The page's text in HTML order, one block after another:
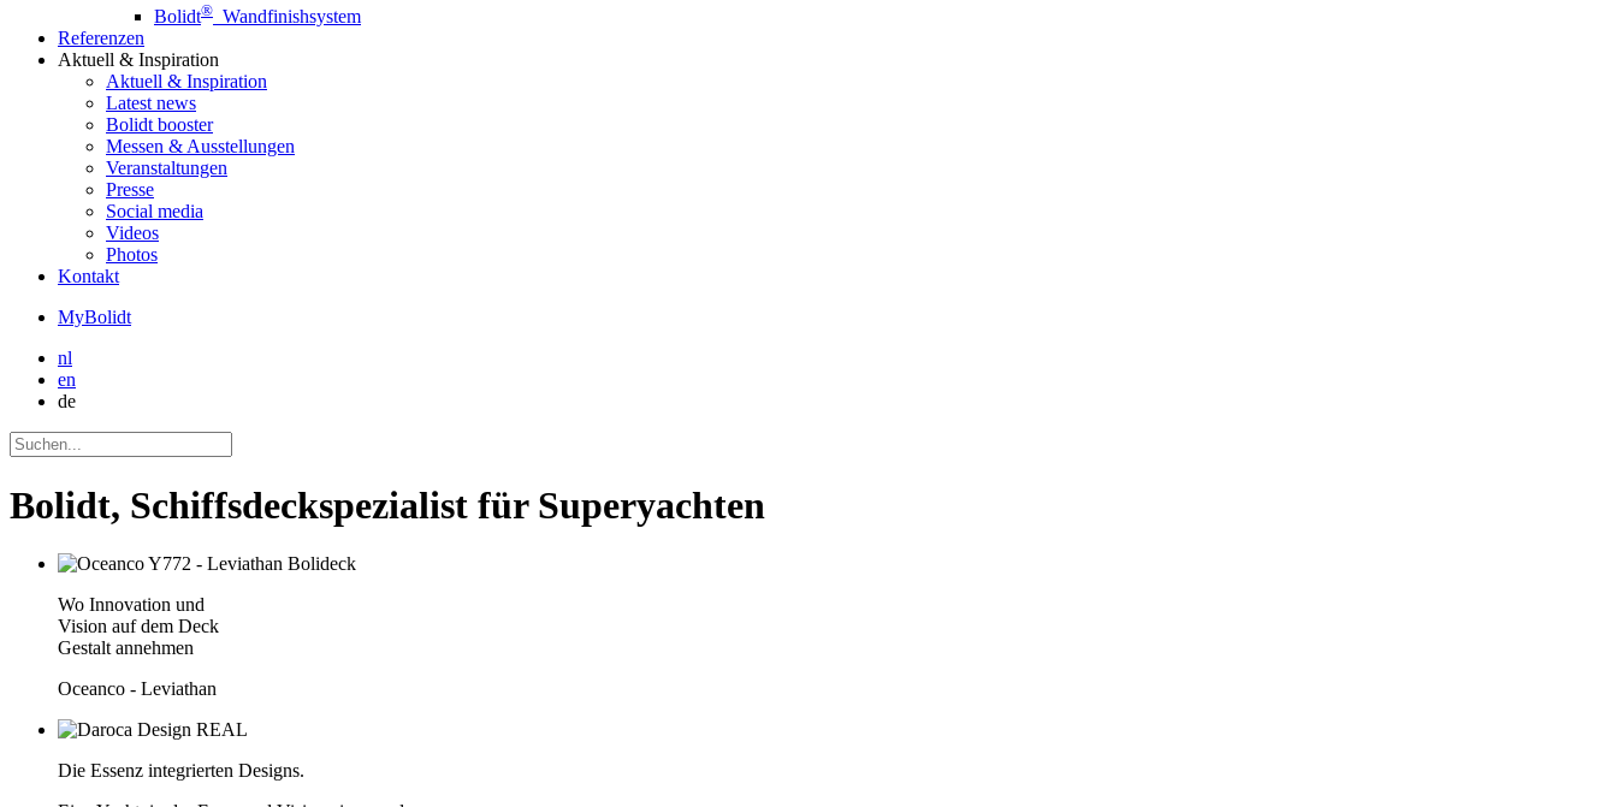
Bolidt® Wandfinishsystem
Referenzen
Aktuell & Inspiration
Aktuell & Inspiration
Latest news
Bolidt booster
Messen & Ausstellungen
Veranstaltungen
Presse
Social media
Videos
Photos
Kontakt
MyBolidt
nl
en
de
Bolidt, Schiffsdeckspezialist für Superyachten
Wo Innovation und
Vision auf dem Deck
Gestalt annehmen
Oceanco - Leviathan
Die Essenz integrierten Designs.